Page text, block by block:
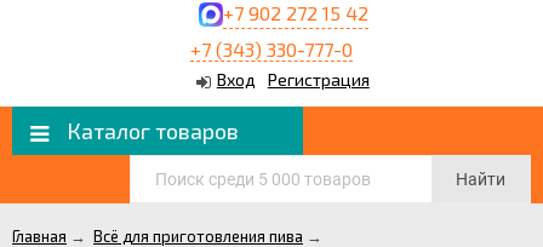
+7 902 272 15 42
+7 (343) 330-777-0
Вход Регистрация
Каталог товаров
Найти
Главная → Всё для приготовления пива →